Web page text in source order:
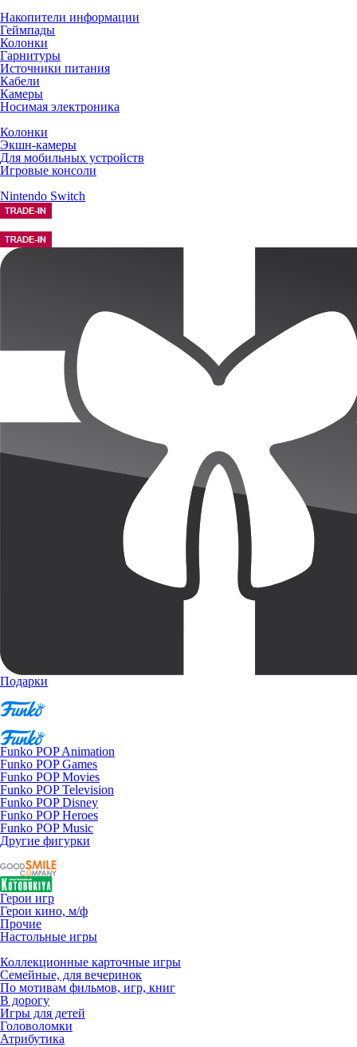
Накопители информации
Геймпады
Колонки
Гарнитуры
Источники питания
Кабели
Камеры
Носимая электроника
Колонки
Экшн-камеры
Для мобильных устройств
Игровые консоли
Nintendo Switch
Подарки
Funko POP Animation
Funko POP Games
Funko POP Movies
Funko POP Television
Funko POP Disney
Funko POP Heroes
Funko POP Music
Другие фигурки
Герои игр
Герои кино, м/ф
Прочие
Настольные игры
Коллекционные карточные игры
Семейные, для вечеринок
По мотивам фильмов, игр, книг
В дорогу
Игры для детей
Головоломки
Атрибутика